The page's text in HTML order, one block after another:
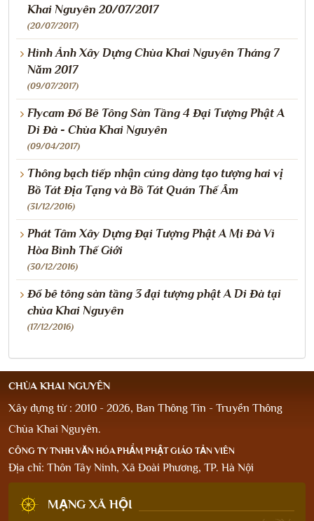
Khai Nguyên 20/07/2017
(20/07/2017)
Hình Ảnh Xây Dựng Chùa Khai Nguyên Tháng 7
Năm 2017
(09/07/2017)
Flycam Đổ Bê Tông Sàn Tầng 4 Đại Tượng Phật A
Di Đà - Chùa Khai Nguyên
(09/04/2017)
Thông bạch tiếp nhận cúng dàng tạo tượng hai vị
Bồ Tát Địa Tạng và Bồ Tát Quán Thế Âm
(31/12/2016)
Phát Tâm Xây Dựng Đại Tượng Phật A Mi Đà Vì
Hòa Bình Thế Giới
(30/12/2016)
Đổ bê tông sàn tầng 3 đại tượng phật A Di Đà tại
chùa Khai Nguyên
(17/12/2016)
CHÙA KHAI NGUYÊN
Xây dựng từ : 2010 - 2026, Ban Thông Tin - Truyền Thông
Chùa Khai Nguyên.
CÔNG TY TNHH VĂN HÓA PHẨM PHẬT GIÁO TẢN VIÊN
Địa chỉ: Thôn Tây Ninh, Xã Đoài Phương, TP. Hà Nội
MẠNG XÃ HỘI